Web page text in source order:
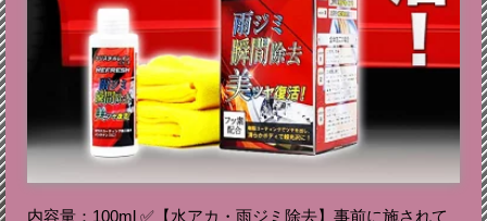
内容量：100ml ✅【水アカ・雨ジミ除去】事前に施されて